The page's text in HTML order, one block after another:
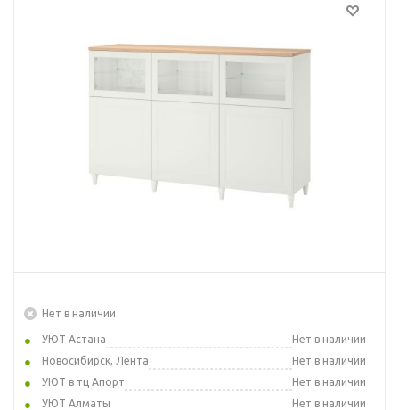
Нет в наличии
УЮТ Астана
Нет в наличии
Новосибирск, Лента
Нет в наличии
УЮТ в тц Апорт
Нет в наличии
УЮТ Алматы
Нет в наличии